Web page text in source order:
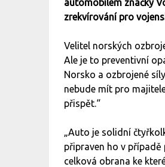
automobilem značky
zrekvírování pro
Velitel norských
Ale je to preventivní
Norsko a ozbrojené
nebude mít pro
přispět.“
„Auto je solidní
připraven ho v případě
celková obrana ke